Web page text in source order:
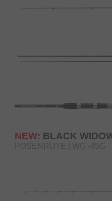
NEW: BLACK
POSENRUTE | WG -45G